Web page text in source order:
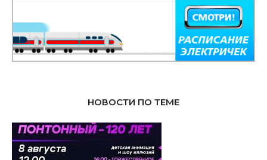
НОВОСТИ ПО ТЕМЕ